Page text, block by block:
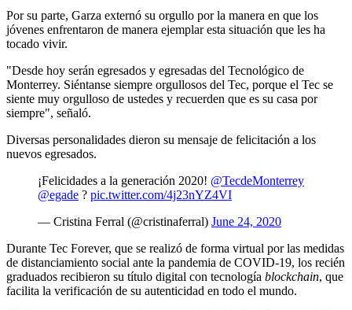
Por su parte, Garza externó su orgullo por la manera en que los
jóvenes enfrentaron de manera ejemplar esta situación que les ha
tocado vivir.
"Desde hoy serán egresados y egresadas del Tecnológico de
Monterrey. Siéntanse siempre orgullosos del Tec, porque el Tec se
siente muy orgulloso de ustedes y recuerden que es su casa por
siempre", señaló.
Diversas personalidades dieron su mensaje de felicitación a los
nuevos egresados.
¡Felicidades a la generación 2020! @TecdeMonterrey
@egade ? pic.twitter.com/4j23nYZ4VI
— Cristina Ferral (@cristinaferral) June 24, 2020
Durante Tec Forever, que se realizó de forma virtual por las medidas
de distanciamiento social ante la pandemia de COVID-19, los recién
graduados recibieron su título digital con tecnología blockchain, que
facilita la verificación de su autenticidad en todo el mundo.